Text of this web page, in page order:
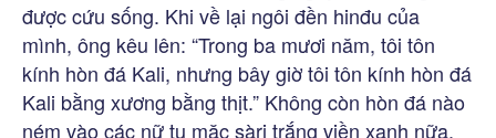
được cứu sống. Khi về lại ngôi đền hinđu của
mình, ông kêu lên: “Trong ba mươi năm, tôi tôn
kính hòn đá Kali, nhưng bây giờ tôi tôn kính hòn đá
Kali bằng xương bằng thịt.” Không còn hòn đá nào
ném vào các nữ tu mặc sàri trắng viền xanh nữa.